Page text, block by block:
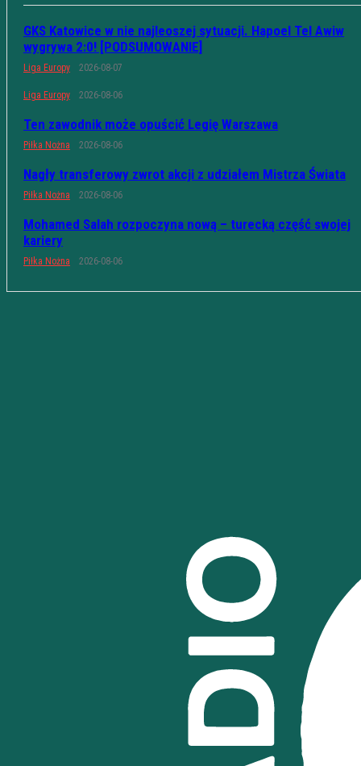
GKS Katowice w nie najleoszej sytuacji. Hapoel Tel Awiw
wygrywa 2:0! [PODSUMOWANIE]
Liga Europy 2026-08-07
Liga Europy 2026-08-06
Ten zawodnik może opuścić Legię Warszawa
Piłka Nożna 2026-08-06
Nagły transferowy zwrot akcji z udziałem Mistrza Świata
Piłka Nożna 2026-08-06
Mohamed Salah rozpoczyna nową – turecką część swojej
kariery
Piłka Nożna 2026-08-06